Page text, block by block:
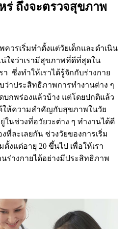
ร่ ถึงจะตรวจสุขภาพ
เริ่มทำตั้งแต่วัยเด็กและดำเนิน
ใจว่าเรามีสุขภาพที่ดีที่สุดใน
า ซึ่งทำให้เราได้รู้จักกับร่างกาย
ว่าประสิทธิภาพการทำงานต่าง ๆ
บกพร่องแล้วบ้าง แต่โดยปกติแล้ว
ให้ความสำคัญกับสุขภาพในวัย
ยู่ในช่วงที่อวัยวะต่าง ๆ ทำงานได้ดี
ที่ละเลยกัน ช่วงวัยของการเริ่ม
งแต่อายุ 20 ขึ้นไป เพื่อให้เรา
ร่างกายได้อย่างมีประสิทธิภาพ